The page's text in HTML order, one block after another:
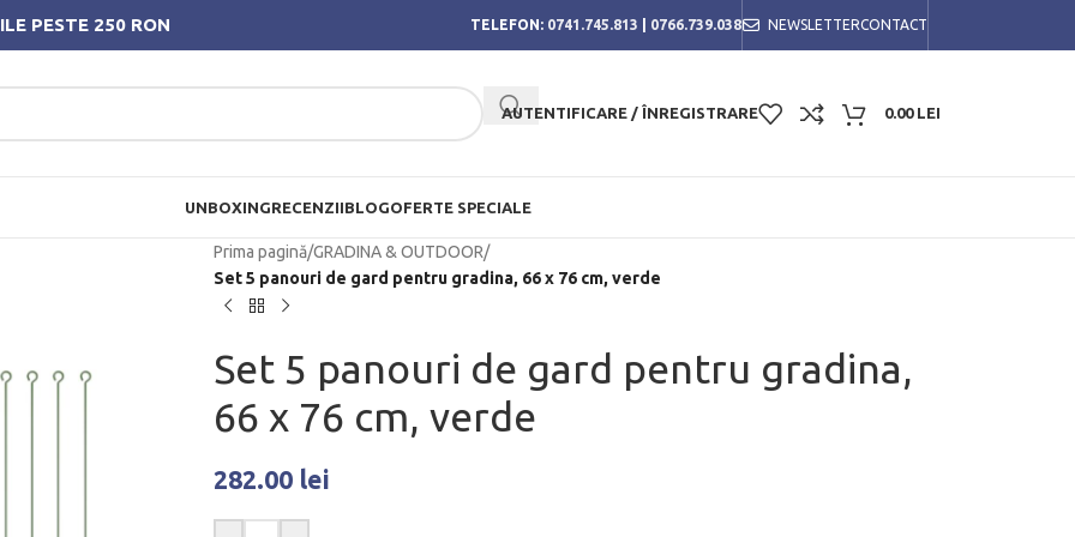
PESTE 250 RON TELEFON: 0741.745.813 0766.739.038 NEWSLETTERCONTACT
AUTENTIFICARE / ÎNREGISTRARE 0.00 LEI
UNBOXINGRECENZIIBLOGOFERTE SPECIALE
Prima pagină/GRADINA & OUTDOOR/
Set 5 panouri de gard pentru gradina, 66 x 76 cm, verde
Set 5 panouri de gard pentru gradina,
66 x 76 cm, verde
282.00 lei